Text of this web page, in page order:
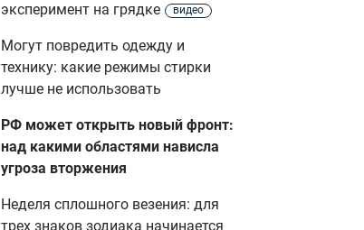
эксперимент на грядке
видео
Могут повредить одежду и
технику: какие режимы стирки
лучше не использовать
РФ может открыть новый фронт:
над какими областями нависла
угроза вторжения
Неделя сплошного везения: для
трех знаков зодиака начинается